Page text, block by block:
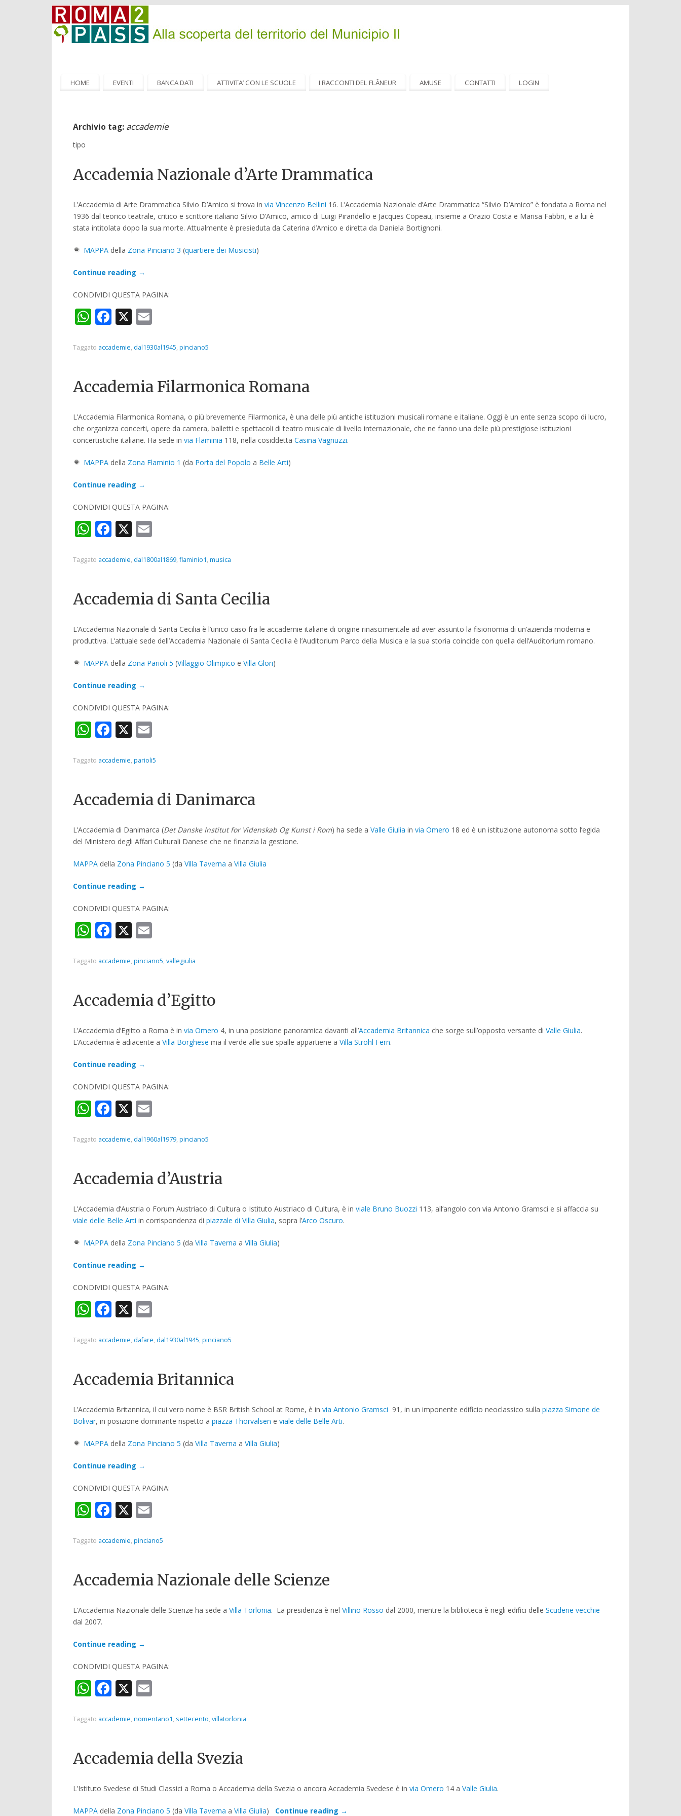
HOME EVENTI BANCA DATI ATTIVITA’ CON LE SCUOLE I RACCONTI DEL FLÂNEUR AMUSE CONTATTI LOGIN
Archivio tag: accademie
tipo
Accademia Nazionale d’Arte Drammatica
L’Accademia di Arte Drammatica Silvio D’Amico si trova in via Vincenzo Bellini 16. L’Accademia Nazionale d’Arte Drammatica “Silvio D’Amico” è fondata a Roma nel
1936 dal teorico teatrale, critico e scrittore italiano Silvio D’Amico, amico di Luigi Pirandello e Jacques Copeau, insieme a Orazio Costa e Marisa Fabbri, e a lui è
stata intitolata dopo la sua morte. Attualmente è presieduta da Caterina d’Amico e diretta da Daniela Bortignoni.
MAPPA della Zona Pinciano 3 (quartiere dei Musicisti)
Continue reading →
CONDIVIDI QUESTA PAGINA:
WhatsApp
Facebook
X
Taggato accademie, dal1930al1945, pinciano5
Accademia Filarmonica Romana
L’Accademia Filarmonica Romana, o più brevemente Filarmonica, è una delle più antiche istituzioni musicali romane e italiane. Oggi è un ente senza scopo di lucro,
che organizza concerti, opere da camera, balletti e spettacoli di teatro musicale di livello internazionale, che ne fanno una delle più prestigiose istituzioni
concertistiche italiane. Ha sede in via Flaminia 118, nella cosiddetta Casina Vagnuzzi.
MAPPA della Zona Flaminio 1 (da Porta del Popolo a Belle Arti)
Continue reading →
CONDIVIDI QUESTA PAGINA:
WhatsApp
Facebook
X
Taggato accademie, dal1800al1869, flaminio1, musica
Accademia di Santa Cecilia
L’Accademia Nazionale di Santa Cecilia è l’unico caso fra le accademie italiane di origine rinascimentale ad aver assunto la fisionomia di un’azienda moderna e
produttiva. L’attuale sede dell’Accademia Nazionale di Santa Cecilia è l’Auditorium Parco della Musica e la sua storia coincide con quella dell’Auditorium romano.
MAPPA della Zona Parioli 5 (Villaggio Olimpico e Villa Glori)
Continue reading →
CONDIVIDI QUESTA PAGINA:
WhatsApp
Facebook
X
Taggato accademie, parioli5
Accademia di Danimarca
L’Accademia di Danimarca (Det Danske Institut for Videnskab Og Kunst i Rom) ha sede a Valle Giulia in via Omero 18 ed è un istituzione autonoma sotto l’egida
del Ministero degli Affari Culturali Danese che ne finanzia la gestione.
MAPPA della Zona Pinciano 5 (da Villa Taverna a Villa Giulia
Continue reading →
CONDIVIDI QUESTA PAGINA:
WhatsApp
Facebook
X
Taggato accademie, pinciano5, vallegiulia
Accademia d’Egitto
L’Accademia d’Egitto a Roma è in via Omero 4, in una posizione panoramica davanti all’Accademia Britannica che sorge sull’opposto versante di Valle Giulia.
L’Accademia è adiacente a Villa Borghese ma il verde alle sue spalle appartiene a Villa Strohl Fern.
Continue reading →
CONDIVIDI QUESTA PAGINA:
WhatsApp
Facebook
X
Taggato accademie, dal1960al1979, pinciano5
Accademia d’Austria
L’Accademia d’Austria o Forum Austriaco di Cultura o Istituto Austriaco di Cultura, è in viale Bruno Buozzi 113, all’angolo con via Antonio Gramsci e si affaccia su
viale delle Belle Arti in corrispondenza di piazzale di Villa Giulia, sopra l’Arco Oscuro.
MAPPA della Zona Pinciano 5 (da Villa Taverna a Villa Giulia)
Continue reading →
CONDIVIDI QUESTA PAGINA:
WhatsApp
Facebook
X
Taggato accademie, dafare, dal1930al1945, pinciano5
Accademia Britannica
L’Accademia Britannica, il cui vero nome è BSR British School at Rome, è in via Antonio Gramsci 91, in un imponente edificio neoclassico sulla piazza Simone de
Bolivar, in posizione dominante rispetto a piazza Thorvalsen e viale delle Belle Arti.
MAPPA della Zona Pinciano 5 (da Villa Taverna a Villa Giulia)
Continue reading →
CONDIVIDI QUESTA PAGINA:
WhatsApp
Facebook
X
Taggato accademie, pinciano5
Accademia Nazionale delle Scienze
L’Accademia Nazionale delle Scienze ha sede a Villa Torlonia. La presidenza è nel Villino Rosso dal 2000, mentre la biblioteca è negli edifici delle Scuderie vecchie
dal 2007.
Continue reading →
CONDIVIDI QUESTA PAGINA:
WhatsApp
Facebook
X
Taggato accademie, nomentano1, settecento, villatorlonia
Accademia della Svezia
L’Istituto Svedese di Studi Classici a Roma o Accademia della Svezia o ancora Accademia Svedese è in via Omero 14 a Valle Giulia.
MAPPA della Zona Pinciano 5 (da Villa Taverna a Villa Giulia) Continue reading →